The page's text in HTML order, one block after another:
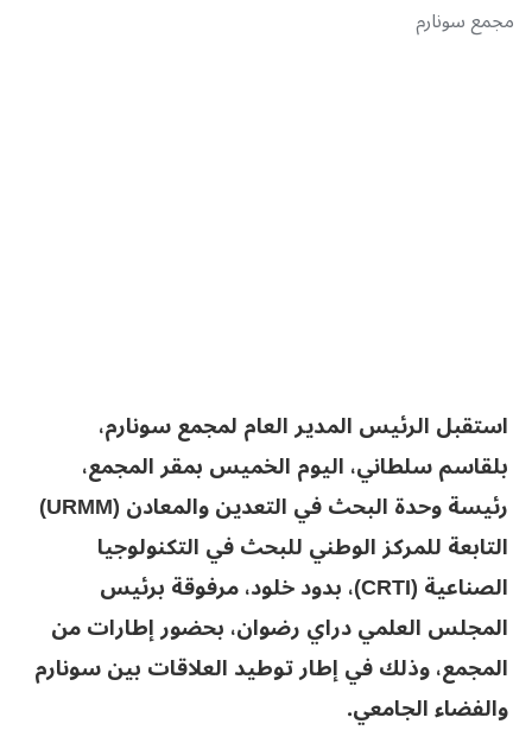
مجمع سونارم
استقبل الرئيس المدير العام لمجمع سونارم،
بلقاسم سلطاني، اليوم الخميس بمقر المجمع،
رئيسة وحدة البحث في التعدين والمعادن (URMM)
التابعة للمركز الوطني للبحث في التكنولوجيا
الصناعية (CRTI)، بدود خلود، مرفوقة برئيس
المجلس العلمي دراي رضوان، بحضور إطارات من
المجمع، وذلك في إطار توطيد العلاقات بين سونارم
والفضاء الجامعي.